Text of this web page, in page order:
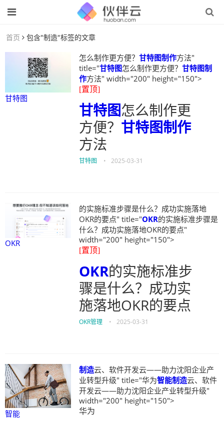
首页 包含"制造"标签的文章
甘特图
怎么制作更方便？ 甘特图制作方法"
title="甘特图怎么制作更方便？ 甘特图制
作方法" width="200" height="150">
[置顶]
甘特图怎么制作更
方便？ 甘特图制作
方法
甘特图 • 2025-03-31
OKR
的实施标准步骤是什么？成功实施落地
OKR的要点" title="OKR的实施标准步骤是
什么？成功实施落地OKR的要点"
width="200" height="150">
[置顶]
OKR的实施标准步
骤是什么？成功实
施落地OKR的要点
OKR管理 • 2025-03-31
智能
制造云、软件开发云——助力沈阳企业产
业转型升级" title="华为智能制造云、软件
开发云——助力沈阳企业产业转型升级"
width="200" height="150">
华为